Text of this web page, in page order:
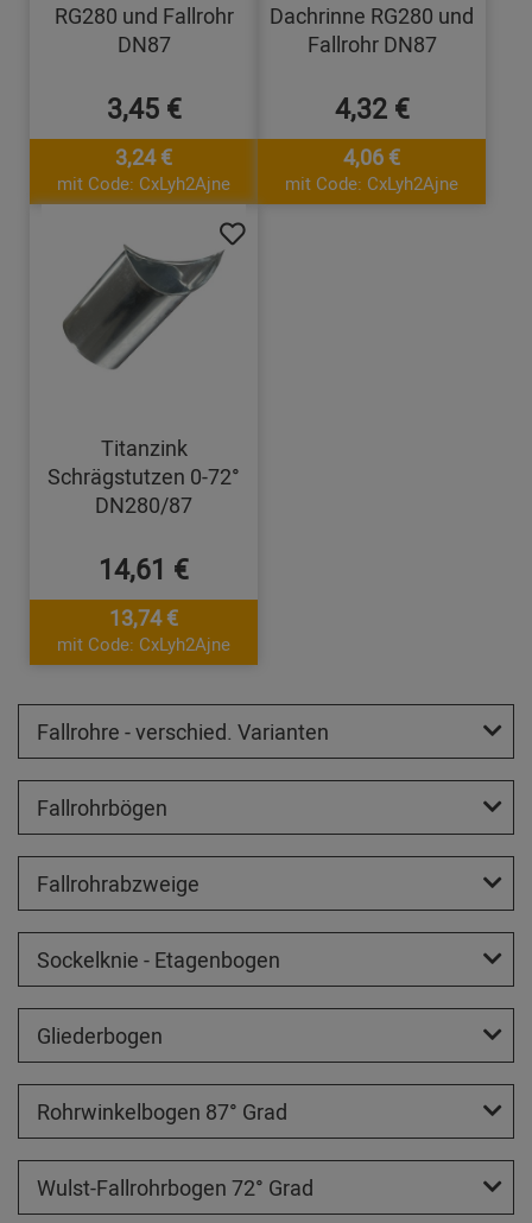
RG280 und Fallrohr
DN87
3,45 €
3,24 €
mit Code: CxLyh2Ajne
Dachrinne RG280 und
Fallrohr DN87
4,32 €
4,06 €
mit Code: CxLyh2Ajne
Titanzink
Schrägstutzen 0-72°
DN280/87
14,61 €
13,74 €
mit Code: CxLyh2Ajne
Fallrohre - verschied. Varianten
Fallrohrbögen
Fallrohrabzweige
Sockelknie - Etagenbogen
Gliederbogen
Rohrwinkelbogen 87° Grad
Wulst-Fallrohrbogen 72° Grad